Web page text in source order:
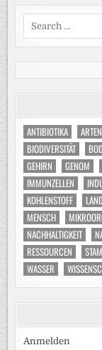
Search
ANTIBIOTIKA
BIODIVERSITÄT
GEHIRN
GENOM
IMMUNZELLEN
KOHLENSTOFF
MENSCH
NACHHALTIGKEIT
RESSOURCEN
WASSER
Anmelden